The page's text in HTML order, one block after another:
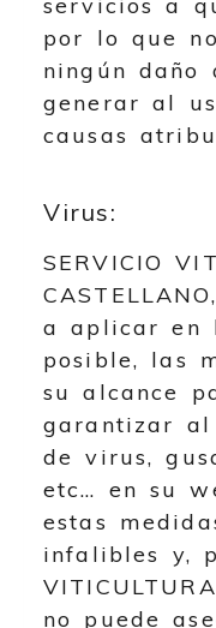
por lo que
ningún daño
generar al
causas
Virus:
SERVICIO
a aplicar en
posible, las
su alcance
garantizar al
de virus,
etc… en su
estas
infalibles y,
no puede